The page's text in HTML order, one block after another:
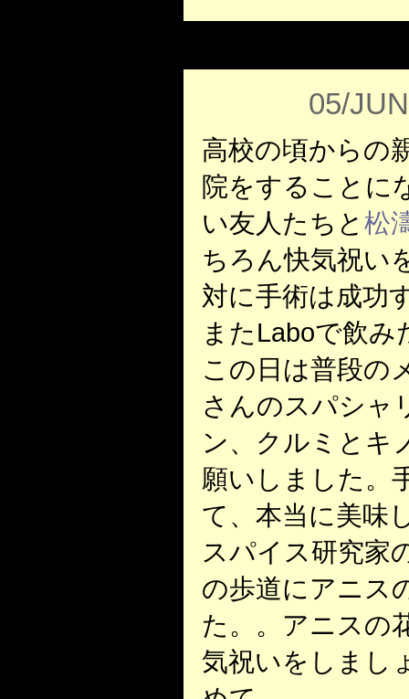
05/
高校の頃からの
院をすることに
い友人たちと 松
ちろん快気祝い
対に手術は成功
またLaboで飲み
この日は普段の
さんのスパシャ
ン、クルミとキ
願いしました。
て、本当に美味
スパイス研究家
の歩道にアニス
た。。アニスの
気祝いをしまし